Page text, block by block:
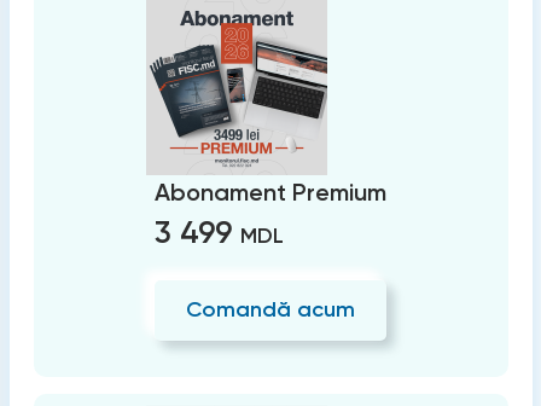
Abonament Premium
3 499 MDL
Comandă acum